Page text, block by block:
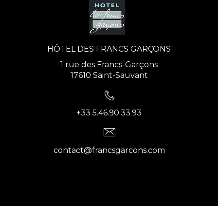
HÔTEL DES FRANCS GARÇONS
1 rue des Francs-Garçons
17610 Saint-Sauvant
+33 5.46.90.33.93
contact@francsgarcons.com